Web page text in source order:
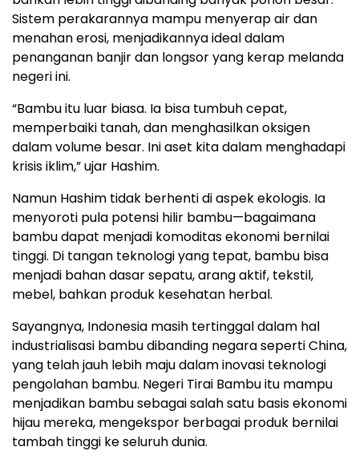
Sistem perakarannya mampu menyerap air dan
menahan erosi, menjadikannya ideal dalam
penanganan banjir dan longsor yang kerap melanda
negeri ini.
“Bambu itu luar biasa. Ia bisa tumbuh cepat,
memperbaiki tanah, dan menghasilkan oksigen
dalam volume besar. Ini aset kita dalam menghadapi
krisis iklim,” ujar Hashim.
Namun Hashim tidak berhenti di aspek ekologis. Ia
menyoroti pula potensi hilir bambu—bagaimana
bambu dapat menjadi komoditas ekonomi bernilai
tinggi. Di tangan teknologi yang tepat, bambu bisa
menjadi bahan dasar sepatu, arang aktif, tekstil,
mebel, bahkan produk kesehatan herbal.
Sayangnya, Indonesia masih tertinggal dalam hal
industrialisasi bambu dibanding negara seperti China,
yang telah jauh lebih maju dalam inovasi teknologi
pengolahan bambu. Negeri Tirai Bambu itu mampu
menjadikan bambu sebagai salah satu basis ekonomi
hijau mereka, mengekspor berbagai produk bernilai
tambah tinggi ke seluruh dunia.